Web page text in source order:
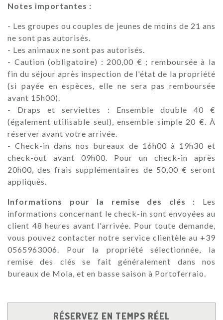
Notes importantes :
- Les groupes ou couples de jeunes de moins de 21 ans
ne sont pas autorisés.
- Les animaux ne sont pas autorisés.
- Caution (obligatoire) : 200,00 € ; remboursée à la
fin du séjour après inspection de l'état de la propriété
(si payée en espèces, elle ne sera pas remboursée
avant 15h00).
- Draps et serviettes : Ensemble double 40 €
(également utilisable seul), ensemble simple 20 €. À
réserver avant votre arrivée.
- Check-in dans nos bureaux de 16h00 à 19h30 et
check-out avant 09h00. Pour un check-in après
20h00, des frais supplémentaires de 50,00 € seront
appliqués.
Informations pour la remise des clés : Les
informations concernant le check-in sont envoyées au
client 48 heures avant l'arrivée. Pour toute demande,
vous pouvez contacter notre service clientèle au +39
0565963006. Pour la propriété sélectionnée, la
remise des clés se fait généralement dans nos
bureaux de Mola, et en basse saison à Portoferraio.
RÉSERVEZ EN TEMPS RÉEL